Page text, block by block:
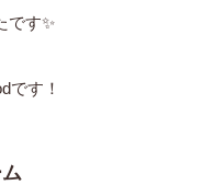
です✨
です！